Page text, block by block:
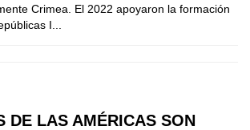
Crimea. El 2022 apoyaron la formación
I...
DE LAS AMÉRICAS SON